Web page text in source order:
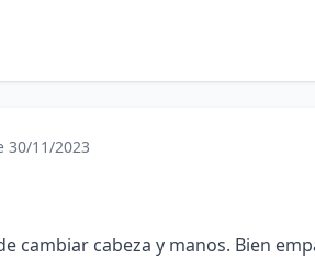
30/11/2023
cambiar cabeza y manos. Bien